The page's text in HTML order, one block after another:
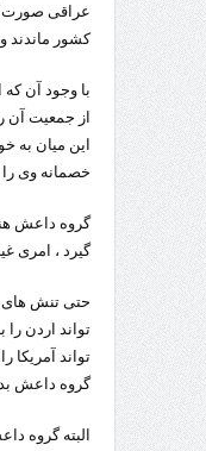
عراقی صورت
کشور ماندند
با وجود آن
از جمعیت آن
این میان
خصمانه وی
گروه داعش
گیرد ، امری
حتی تنش های
تواند اردن
تواند
گروه داعش
البته گروه